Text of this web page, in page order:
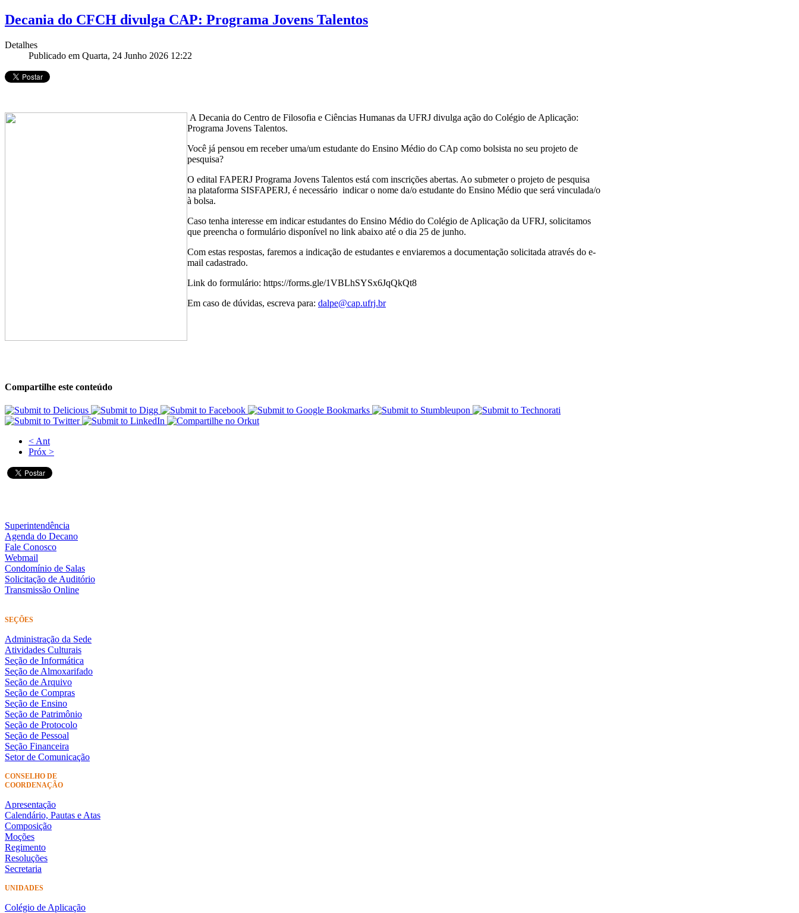
Decania do CFCH divulga CAP: Programa Jovens Talentos
Detalhes
Publicado em Quarta, 24 Junho 2026 12:22
A Decania do Centro de Filosofia e Ciências Humanas da UFRJ divulga ação do Colégio de Aplicação:
Programa Jovens Talentos.
Você já pensou em receber uma/um estudante do Ensino Médio do CAp como bolsista no seu projeto de
pesquisa?
O edital FAPERJ Programa Jovens Talentos está com inscrições abertas. Ao submeter o projeto de pesquisa
na plataforma SISFAPERJ, é necessário indicar o nome da/o estudante do Ensino Médio que será vinculada/o
à bolsa.
Caso tenha interesse em indicar estudantes do Ensino Médio do Colégio de Aplicação da UFRJ, solicitamos
que preencha o formulário disponível no link abaixo até o dia 25 de junho.
Com estas respostas, faremos a indicação de estudantes e enviaremos a documentação solicitada através do e-
mail cadastrado.
Link do formulário: https://forms.gle/1VBLhSYSx6JqQkQt8
Em caso de dúvidas, escreva para: dalpe@cap.ufrj.br
Compartilhe este conteúdo
< Ant
Próx >
Superintendência
Agenda do Decano
Fale Conosco
Webmail
Condomínio de Salas
Solicitação de Auditório
Transmissão Online
SEÇÕES
Administração da Sede
Atividades Culturais
Seção de Informática
Seção de Almoxarifado
Seção de Arquivo
Seção de Compras
Seção de Ensino
Seção de Patrimônio
Seção de Protocolo
Seção de Pessoal
Seção Financeira
Setor de Comunicação
CONSELHO DE
COORDENAÇÃO
Apresentação
Calendário, Pautas e Atas
Composição
Moções
Regimento
Resoluções
Secretaria
UNIDADES
Colégio de Aplicação